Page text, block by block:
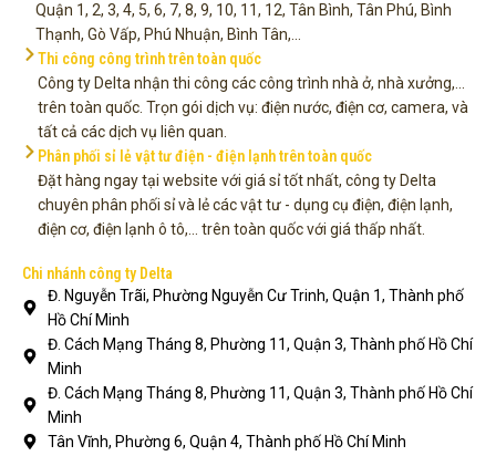
Quận 1, 2, 3, 4, 5, 6, 7, 8, 9, 10, 11, 12, Tân Bình, Tân Phú, Bình
Thạnh, Gò Vấp, Phú Nhuận, Bình Tân,...
Thi công công trình trên toàn quốc
Công ty Delta nhận thi công các công trình nhà ở, nhà xưởng,...
trên toàn quốc. Trọn gói dịch vụ: điện nước, điện cơ, camera, và
tất cả các dịch vụ liên quan.
Phân phối sỉ lẻ vật tư điện - điện lạnh trên toàn quốc
Đặt hàng ngay tại website với giá sỉ tốt nhất, công ty Delta
chuyên phân phối sỉ và lẻ các vật tư - dụng cụ điện, điện lạnh,
điện cơ, điện lạnh ô tô,... trên toàn quốc với giá thấp nhất.
Chi nhánh công ty Delta
Đ. Nguyễn Trãi, Phường Nguyễn Cư Trinh, Quận 1, Thành phố
Hồ Chí Minh
Đ. Cách Mạng Tháng 8, Phường 11, Quận 3, Thành phố Hồ Chí
Minh
Đ. Cách Mạng Tháng 8, Phường 11, Quận 3, Thành phố Hồ Chí
Minh
Tân Vĩnh, Phường 6, Quận 4, Thành phố Hồ Chí Minh